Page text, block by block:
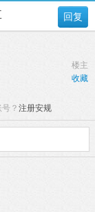
回复
楼主
收藏
？ 注册安规